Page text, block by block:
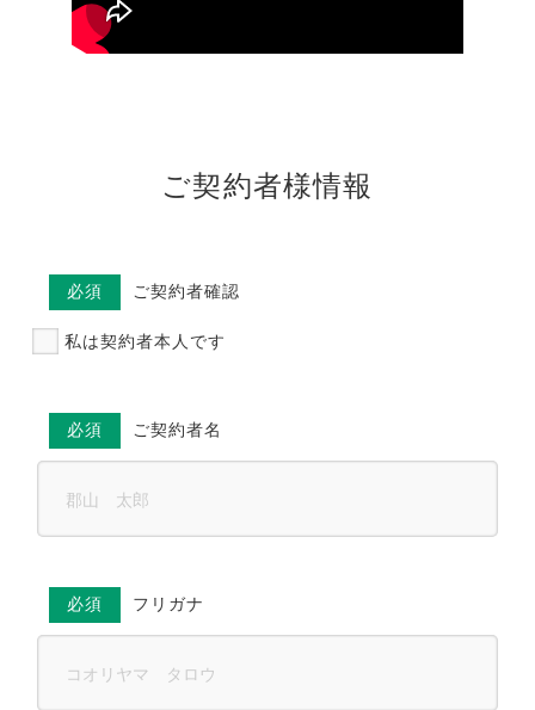
ご契約者様情報
必須 ご契約者確認
私は契約者本人です
必須 ご契約者名
必須 フリガナ